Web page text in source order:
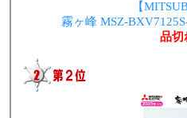
【
霧ヶ峰 MSZ-
品切